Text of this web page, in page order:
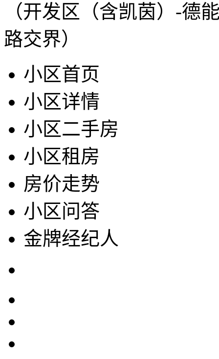
（开发区（含凯茵）-德
路交界）
小区首页
小区详情
小区二手房
小区租房
房价走势
小区问答
金牌经纪人